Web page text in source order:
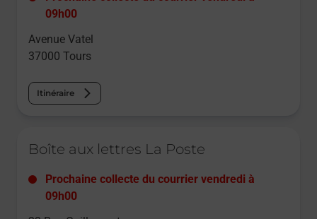
09h00
Avenue Vatel
37000 Tours
Itinéraire
Boîte aux lettres La Poste
Prochaine collecte du courrier vendredi à
09h00